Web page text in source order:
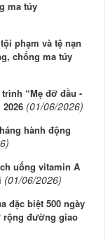
ma túy
phạm và tệ nạn
chống ma túy
“Mẹ đỡ đầu -
(01/06/2026)
hành động
uống vitamin A
(01/06/2026)
đặc biệt 500 ngày
rộng đường giao